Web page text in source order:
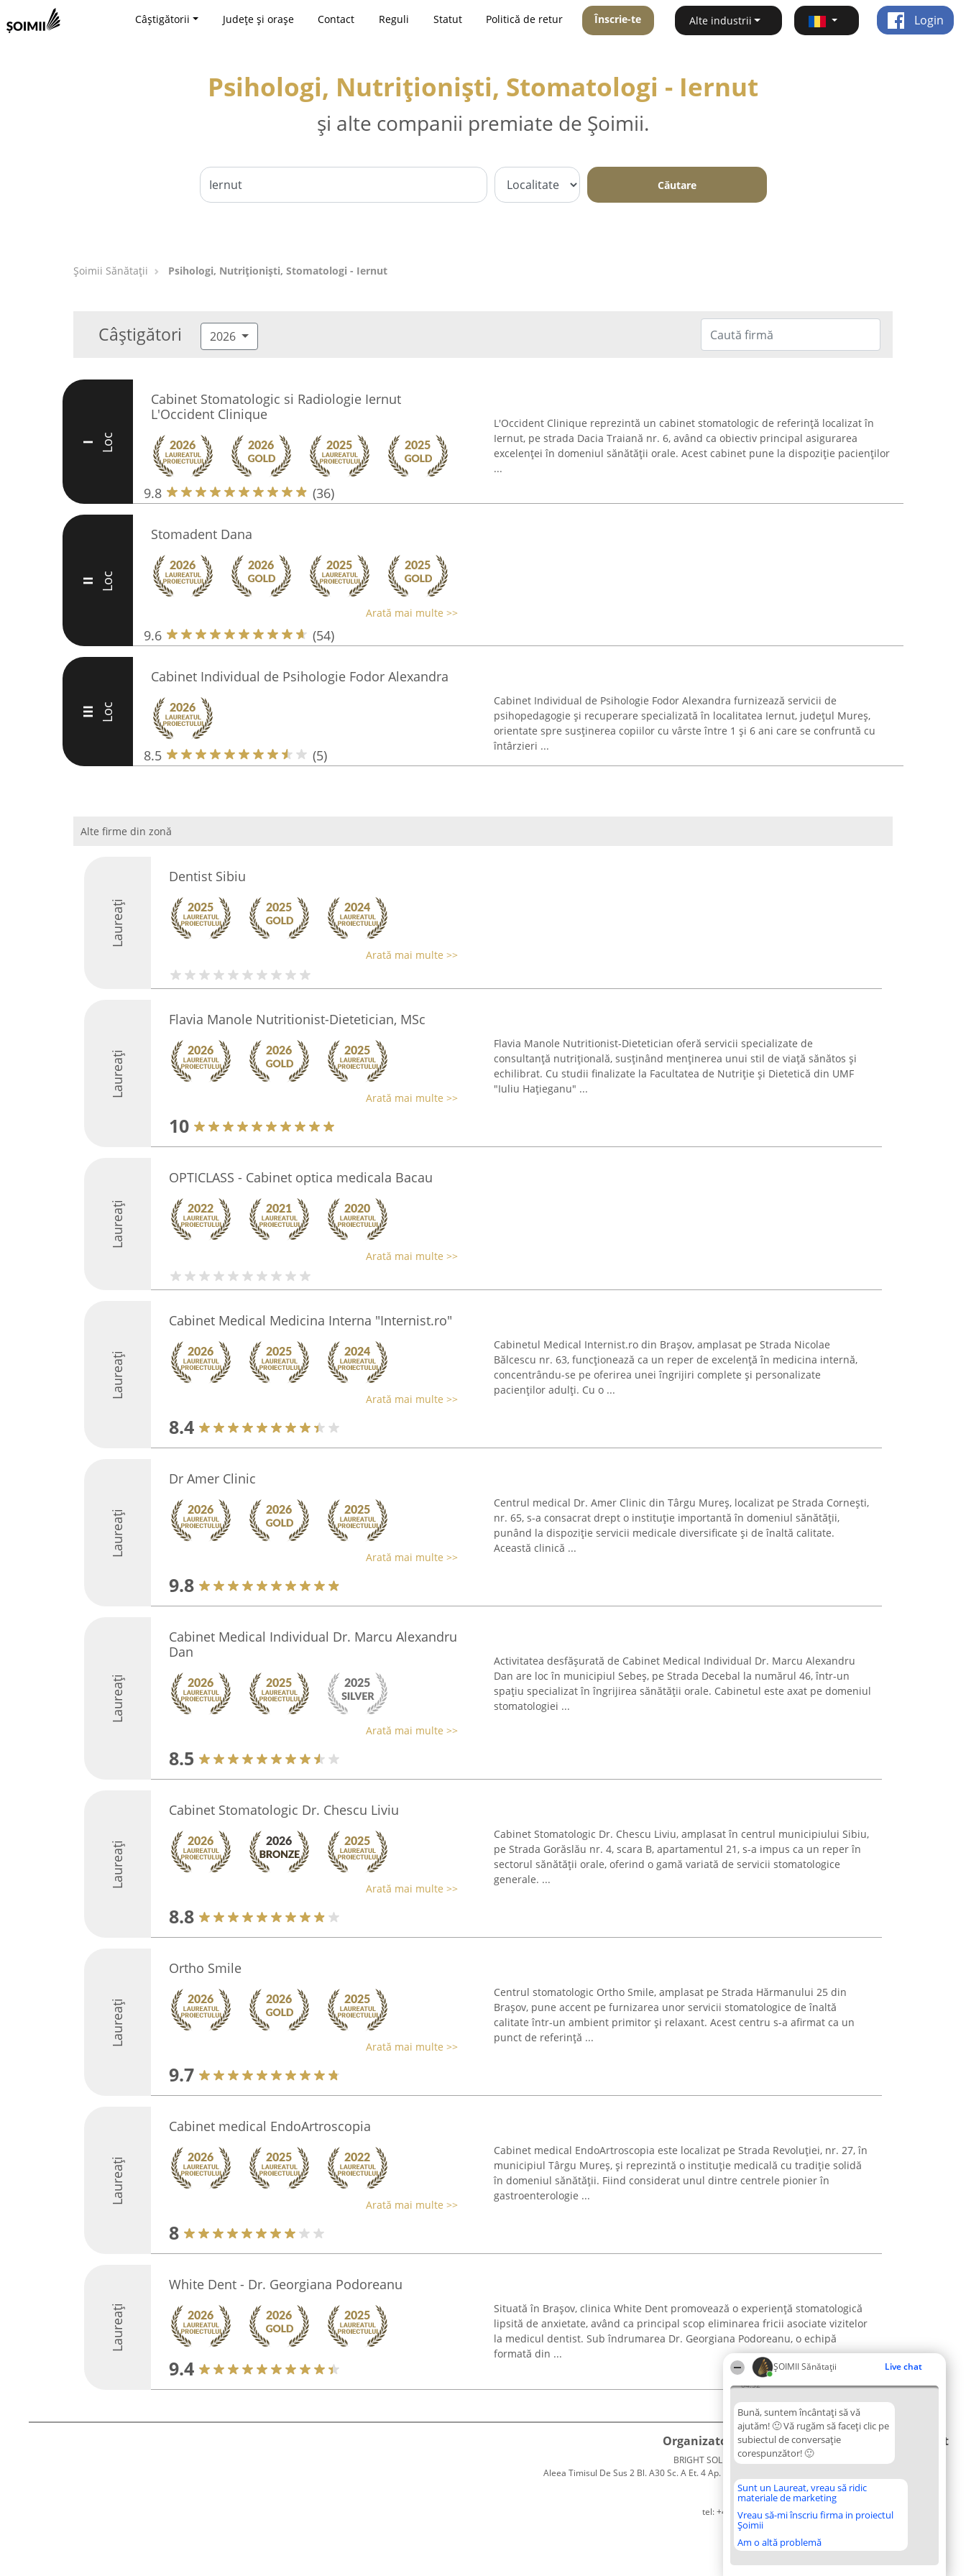
ŞOIMII Sănătații Live chat
04:52
Bună, suntem încântați să vă
ajutăm! 🙂 Vă rugăm să faceți clic pe
subiectul de conversație
corespunzător! 🙂
Sunt un Laureat, vreau să ridic
materiale de marketing
Vreau să-mi înscriu firma in proiectul
Șoimii
Am o altă problemă
Câștigătorii Județe și orașe Contact Reguli Statut Politică de retur Înscrie-te Alte industrii Login
Psihologi, Nutriționiști, Stomatologi - Iernut
și alte companii premiate de Șoimii.
Căutare
Şoimii Sănătații Psihologi, Nutriționiști, Stomatologi - Iernut
Câștigători 2026
I Loc
Cabinet Stomatologic si Radiologie Iernut
L'Occident Clinique
9.8 (36)
L'Occident Clinique reprezintă un cabinet stomatologic de referință localizat în
Iernut, pe strada Dacia Traiană nr. 6, având ca obiectiv principal asigurarea
excelenței în domeniul sănătății orale. Acest cabinet pune la dispoziție pacienților
...
II Loc
Stomadent Dana
Arată mai multe >>
9.6 (54)
III Loc
Cabinet Individual de Psihologie Fodor Alexandra
8.5 (5)
Cabinet Individual de Psihologie Fodor Alexandra furnizează servicii de
psihopedagogie și recuperare specializată în localitatea Iernut, județul Mureș,
orientate spre susținerea copiilor cu vârste între 1 și 6 ani care se confruntă cu
întârzieri ...
Alte firme din zonă
Laureați
Dentist Sibiu
Arată mai multe >>
Laureați
Flavia Manole Nutritionist-Dietetician, MSc
Arată mai multe >>
10
Flavia Manole Nutritionist-Dietetician oferă servicii specializate de
consultanță nutrițională, susținând menținerea unui stil de viață sănătos și
echilibrat. Cu studii finalizate la Facultatea de Nutriție și Dietetică din UMF
"Iuliu Hațieganu" ...
Laureați
OPTICLASS - Cabinet optica medicala Bacau
Arată mai multe >>
Laureați
Cabinet Medical Medicina Interna "Internist.ro"
Arată mai multe >>
8.4
Cabinetul Medical Internist.ro din Brașov, amplasat pe Strada Nicolae
Bălcescu nr. 63, funcționează ca un reper de excelență în medicina internă,
concentrându-se pe oferirea unei îngrijiri complete și personalizate
pacienților adulți. Cu o ...
Laureați
Dr Amer Clinic
Arată mai multe >>
9.8
Centrul medical Dr. Amer Clinic din Târgu Mureș, localizat pe Strada Cornești,
nr. 65, s-a consacrat drept o instituție importantă în domeniul sănătății,
punând la dispoziție servicii medicale diversificate și de înaltă calitate.
Această clinică ...
Laureați
Cabinet Medical Individual Dr. Marcu Alexandru
Dan
Arată mai multe >>
8.5
Activitatea desfășurată de Cabinet Medical Individual Dr. Marcu Alexandru
Dan are loc în municipiul Sebeș, pe Strada Decebal la numărul 46, într-un
spațiu specializat în îngrijirea sănătății orale. Cabinetul este axat pe domeniul
stomatologiei ...
Laureați
Cabinet Stomatologic Dr. Chescu Liviu
Arată mai multe >>
8.8
Cabinet Stomatologic Dr. Chescu Liviu, amplasat în centrul municipiului Sibiu,
pe Strada Gorăslău nr. 4, scara B, apartamentul 21, s-a impus ca un reper în
sectorul sănătății orale, oferind o gamă variată de servicii stomatologice
generale. ...
Laureați
Ortho Smile
Arată mai multe >>
9.7
Centrul stomatologic Ortho Smile, amplasat pe Strada Hărmanului 25 din
Brașov, pune accent pe furnizarea unor servicii stomatologice de înaltă
calitate într-un ambient primitor și relaxant. Acest centru s-a afirmat ca un
punct de referință ...
Laureați
Cabinet medical EndoArtroscopia
Arată mai multe >>
8
Cabinet medical EndoArtroscopia este localizat pe Strada Revoluției, nr. 27, în
municipiul Târgu Mureș, și reprezintă o instituție medicală cu tradiție solidă
în domeniul sănătății. Fiind considerat unul dintre centrele pionier în
gastroenterologie ...
Laureați
White Dent - Dr. Georgiana Podoreanu
9.4
Situată în Brașov, clinica White Dent promovează o experiență stomatologică
lipsită de anxietate, având ca principal scop eliminarea fricii asociate vizitelor
la medicul dentist. Sub îndrumarea Dr. Georgiana Podoreanu, o echipă
formată din ...
Organizator Ranking
BRIGHT SOLUTIONS BR SRL
Aleea Timisul De Sus 2 Bl. A30 Sc. A Et. 4 Ap. 13 Cod 061952
București
CUI 36737675
tel: +40 770 990 492
Plebiscyt
Tuturor
Laureaților
Reguli
confidențialitate
Contact